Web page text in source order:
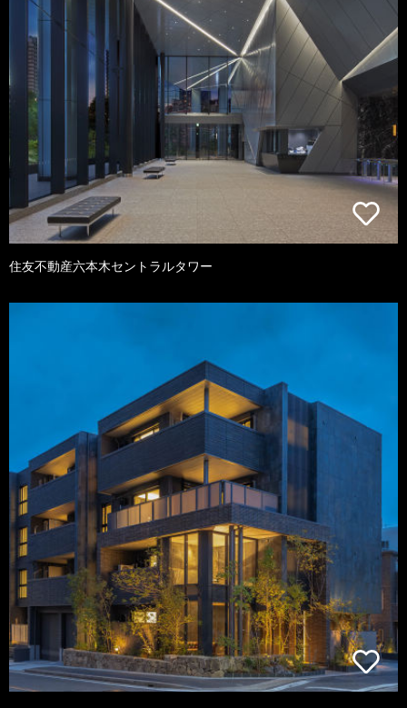
住友不動産六本木セントラルタワー